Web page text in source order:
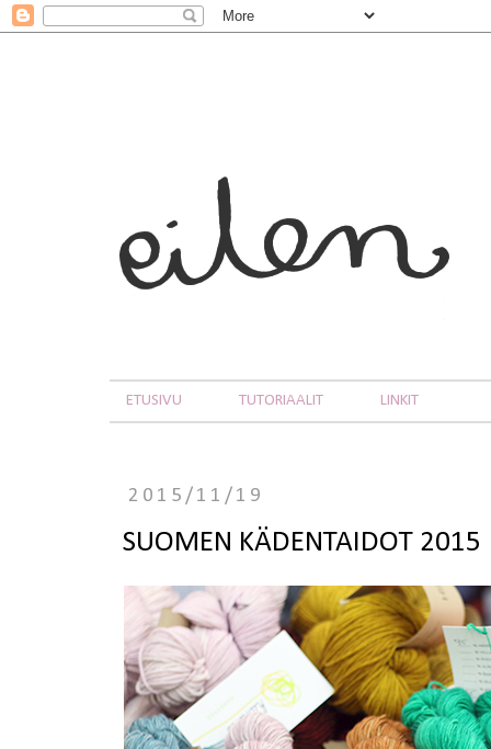
ETUSIVU TUTORIAALIT LINKIT
2015/11/19
SUOMEN KÄDENTAIDOT 2015